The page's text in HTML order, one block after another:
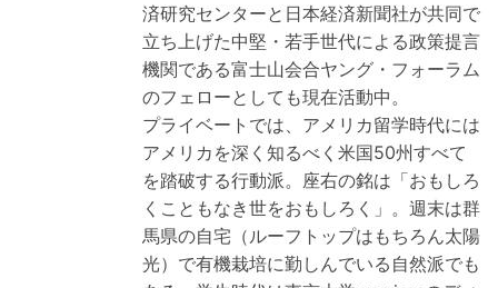
済研究センターと日本経済新聞社が共同で
立ち上げた中堅・若手世代による政策提言
機関である富士山会合ヤング・フォーラム
のフェローとしても現在活動中。
プライベートでは、アメリカ留学時代には
アメリカを深く知るべく米国50州すべて
を踏破する行動派。座右の銘は「おもしろ
くこともなき世をおもしろく」。週末は群
馬県の自宅（ルーフトップはもちろん太陽
光）で有機栽培に勤しんでいる自然派でも